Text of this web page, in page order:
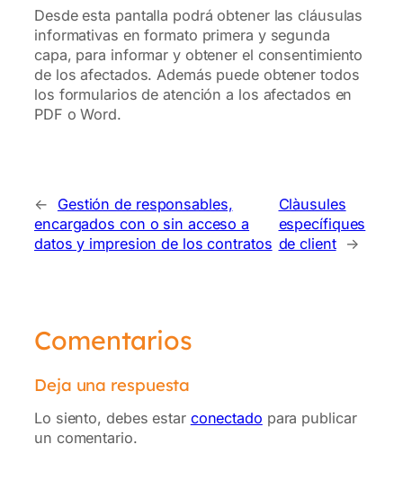
Desde esta pantalla podrá obtener las cláusulas
informativas en formato primera y segunda
capa, para informar y obtener el consentimiento
de los afectados. Además puede obtener todos
los formularios de atención a los afectados en
PDF o Word.
←
Gestión de responsables,
encargados con o sin acceso a
datos y impresion de los contratos
Clàusules
específiques
de client
→
Comentarios
Deja una respuesta
Lo siento, debes estar conectado para publicar
un comentario.